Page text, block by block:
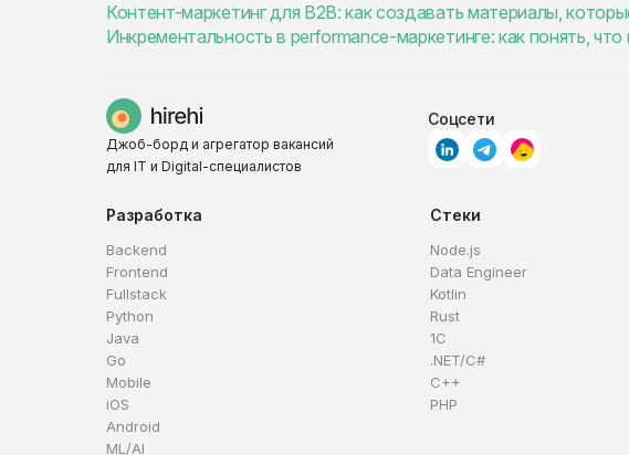
Контент-маркетинг для B2B: как создавать материалы,
Инкрементальность в performance-маркетинге: как понять,
Джоб-борд и агрегатор вакансий
для IT и Digital-специалистов
Соцсети
Разработка
Backend
Frontend
Fullstack
Python
Java
Go
Mobile
iOS
Android
ML/AI
Стеки
Node.js
Data Engineer
Kotlin
Rust
1C
.NET/C#
C++
PHP